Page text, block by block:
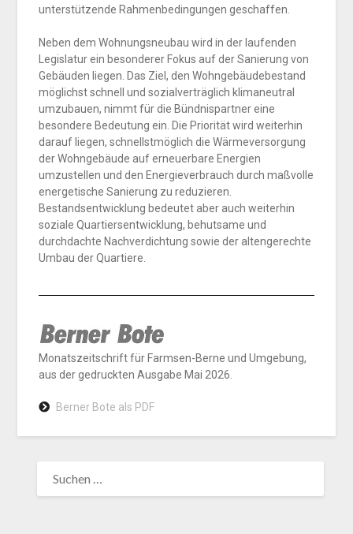
unterstützende Rahmenbedingungen geschaffen.
Neben dem Wohnungsneubau wird in der laufenden
Legislatur ein besonderer Fokus auf der Sanierung von
Gebäuden liegen. Das Ziel, den Wohngebäudebestand
möglichst schnell und sozialverträglich klimaneutral
umzubauen, nimmt für die Bündnispartner eine
besondere Bedeutung ein. Die Priorität wird weiterhin
darauf liegen, schnellstmöglich die Wärmeversorgung
der Wohngebäude auf erneuerbare Energien
umzustellen und den Energieverbrauch durch maßvolle
energetische Sanierung zu reduzieren.
Bestandsentwicklung bedeutet aber auch weiterhin
soziale Quartiersentwicklung, behutsame und
durchdachte Nachverdichtung sowie der altengerechte
Umbau der Quartiere.
Monatszeitschrift für Farmsen-Berne und Umgebung,
aus der gedruckten Ausgabe Mai 2026.
Berner Bote als PDF